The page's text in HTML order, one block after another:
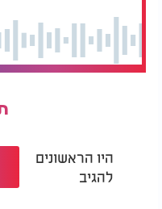
לאחר מכן התייצב אצל
ליהדות ועולה לארץ
המפנה הגדול, סיפר:
כל מה שמצפה לי.
בית יהודי ושמעתי
היצר אמר לי: תוותר,
אליך. ואז החלטתי
אם נבוא לאדם ונלמד
היו הראשונים
להגיב